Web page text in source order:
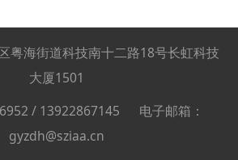
粤海街道科技南十二路18号长虹科技
大厦1501
/ 13922867145 电子邮箱：
gyzdh@sziaa.cn